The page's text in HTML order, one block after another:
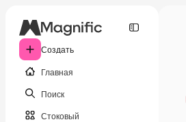
Создать
Главная
Поиск
Стоковый